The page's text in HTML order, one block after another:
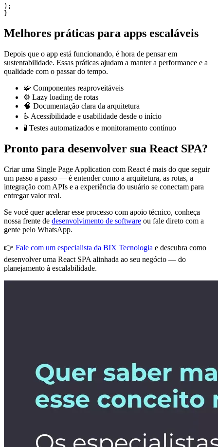
);
}
Melhores práticas para apps escaláveis
Depois que o app está funcionando, é hora de pensar em
sustentabilidade. Essas práticas ajudam a manter a performance e a
qualidade com o passar do tempo.
🧩 Componentes reaproveitáveis
⚙️ Lazy loading de rotas
🧠 Documentação clara da arquitetura
♿️ Acessibilidade e usabilidade desde o início
🧪 Testes automatizados e monitoramento contínuo
Pronto para desenvolver sua React SPA?
Criar uma Single Page Application com React é mais do que seguir
um passo a passo — é entender como a arquitetura, as rotas, a
integração com APIs e a experiência do usuário se conectam para
entregar valor real.
Se você quer acelerar esse processo com apoio técnico, conheça
nossa frente de desenvolvimento de software ou fale direto com a
gente pelo WhatsApp.
👉 Fale com um especialista da BIX Tecnologia e descubra como
desenvolver uma React SPA alinhada ao seu negócio — do
planejamento à escalabilidade.